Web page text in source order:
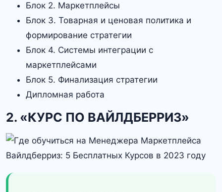
Блок 2. Маркетплейсы
Блок 3. Товарная и ценовая политика и
формирование стратегии
Блок 4. Системы интеграции с
маркетплейсами
Блок 5. Финализация стратегии
Дипломная работа
2. «КУРС ПО ВАЙЛДБЕРРИЗ»